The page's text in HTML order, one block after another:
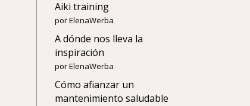
Aiki training
por ElenaWerba
A dónde nos lleva la
inspiración
por ElenaWerba
Cómo afianzar un
mantenimiento saludable